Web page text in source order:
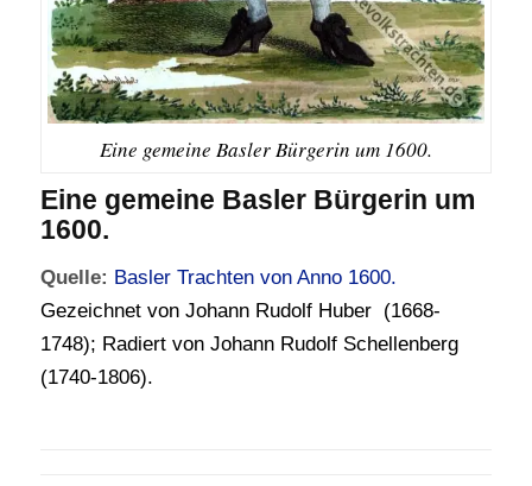
Eine gemeine Basler Bürgerin um 1600.
Eine gemeine Basler Bürgerin um
1600.
Quelle: Basler Trachten von Anno 1600.
Gezeichnet von Johann Rudolf Huber (1668-
1748); Radiert von Johann Rudolf Schellenberg
(1740-1806).